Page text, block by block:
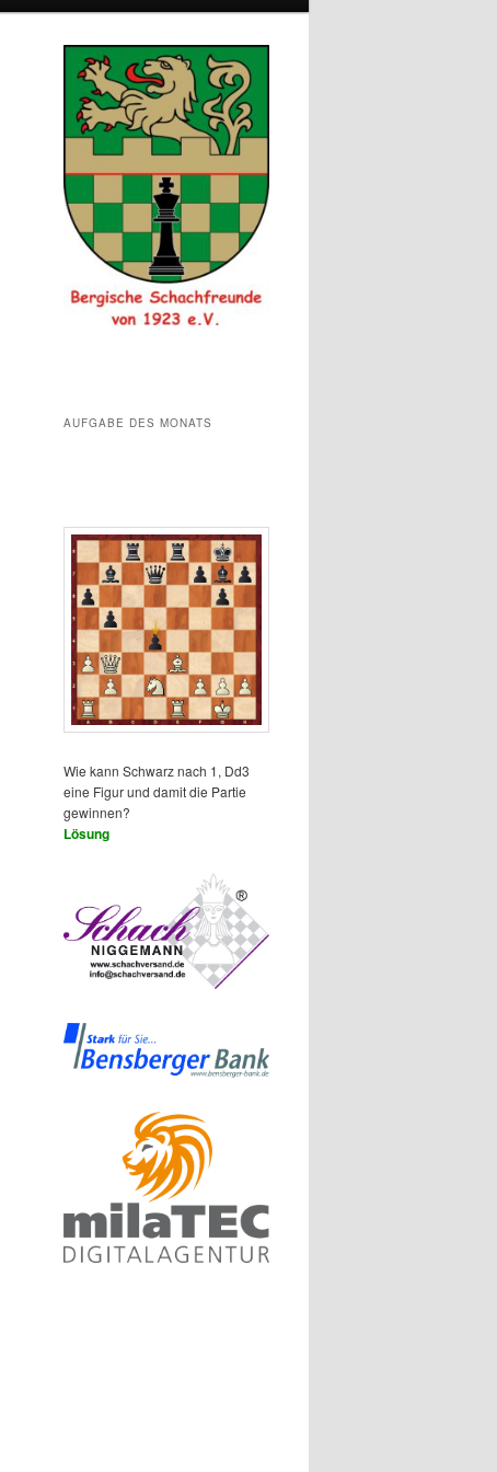
AUFGABE DES MONATS
Wie kann Schwarz nach 1, Dd3
eine Figur und damit die Partie
gewinnen?
Lösung